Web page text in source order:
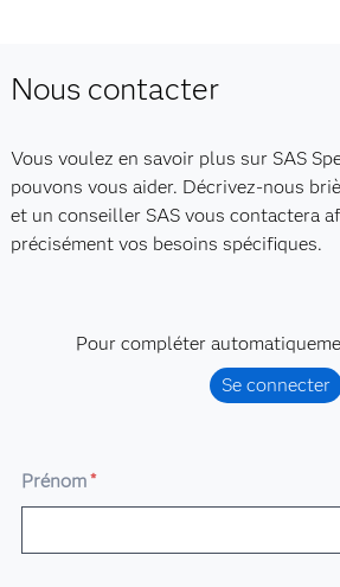
Nous contacter
Vous voulez en savoir plus sur SAS
pouvons vous aider. Décrivez-nous
et un conseiller SAS vous contactera
précisément vos besoins spécifiques.
Pour compléter
Se connecter
Prénom*